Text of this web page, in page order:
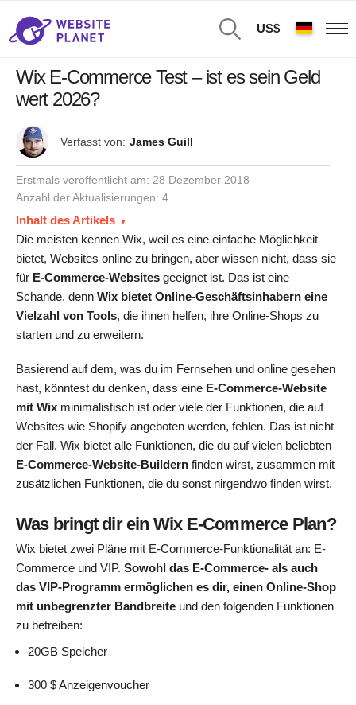
US$
Wix E-Commerce Test – ist es sein Geld
wert 2026?
Verfasst von: James Guill
Erstmals veröffentlicht am: 28 Dezember 2018
Anzahl der Aktualisierungen: 4
Inhalt des Artikels
Die meisten kennen Wix, weil es eine einfache Möglichkeit
bietet, Websites online zu bringen, aber wissen nicht, dass sie
für E-Commerce-Websites geeignet ist. Das ist eine
Schande, denn Wix bietet Online-Geschäftsinhabern eine
Vielzahl von Tools, die ihnen helfen, ihre Online-Shops zu
starten und zu erweitern.
Basierend auf dem, was du im Fernsehen und online gesehen
hast, könntest du denken, dass eine E-Commerce-Website
mit Wix minimalistisch ist oder viele der Funktionen, die auf
Websites wie Shopify angeboten werden, fehlen. Das ist nicht
der Fall. Wix bietet alle Funktionen, die du auf vielen beliebten
E-Commerce-Website-Buildern finden wirst, zusammen mit
zusätzlichen Funktionen, die du sonst nirgendwo finden wirst.
Was bringt dir ein Wix E-Commerce Plan?
Wix bietet zwei Pläne mit E-Commerce-Funktionalität an: E-
Commerce und VIP. Sowohl das E-Commerce- als auch
das VIP-Programm ermöglichen es dir, einen Online-Shop
mit unbegrenzter Bandbreite und den folgenden Funktionen
zu betreiben:
20GB Speicher
300 $ Anzeigenvoucher